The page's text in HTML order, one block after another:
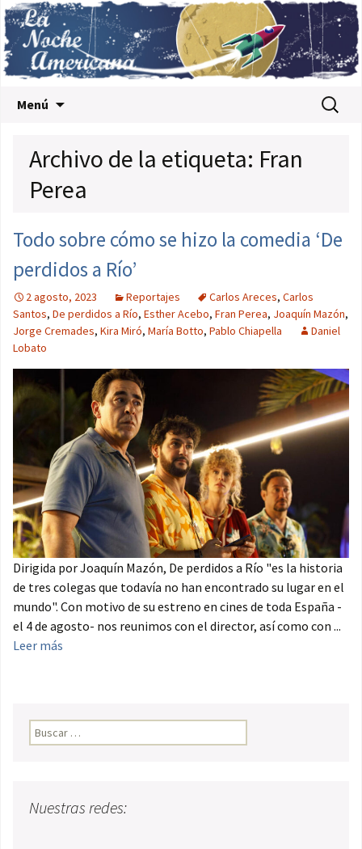
Menú Buscar:
Archivo de la etiqueta: Fran
Perea
Todo sobre cómo se hizo la comedia ‘De
perdidos a Río’
2 agosto, 2023 Reportajes Carlos Areces, Carlos
Santos, De perdidos a Río, Esther Acebo, Fran Perea, Joaquín Mazón,
Jorge Cremades, Kira Miró, María Botto, Pablo Chiapella
Daniel
Lobato
Dirigida por Joaquín Mazón, De perdidos a Río "es la historia
de tres colegas que todavía no han encontrado su lugar en el
mundo". Con motivo de su estreno en cines de toda España -
el 4 de agosto- nos reunimos con el director, así como con ...
Leer más
Buscar:
Nuestras redes: